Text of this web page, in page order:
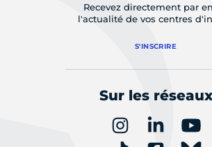
Recevez directement par
l'actualité de vos centres
S'INSCRIRE
Sur les réseaux